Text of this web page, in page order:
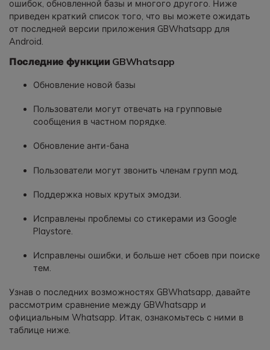
ошибок, обновленной базы и многого другого. Ниже
приведен краткий список того, что вы можете ожидать
от последней версии приложения GBWhatsapp для
Android.
Последние функции GBWhatsapp
Обновление новой базы
Пользователи могут отвечать на групповые
сообщения в частном порядке.
Обновление анти-бана
Пользователи могут звонить членам групп мод.
Поддержка новых крутых эмодзи.
Исправлены проблемы со стикерами из Google
Playstore.
Исправлены ошибки, и больше нет сбоев при поиске
тем.
Узнав о последних возможностях GBWhatsapp, давайте
рассмотрим сравнение между GBWhatsapp и
официальным Whatsapp. Итак, ознакомьтесь с ними в
таблице ниже.